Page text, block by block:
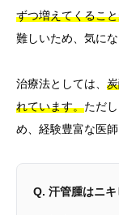
ずつ増えてくるこ
難しいため、気に
治療法としては、
れています。ただ
め、経験豊富な医
Q. 汗管腫はニ